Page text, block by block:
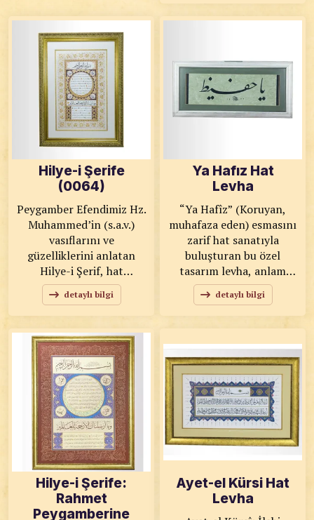
bulunduğu ortama estetik
ve manevi bir atmosfer
katar. KOD: 0062
SANATKÂR: Aydın
KIZILYAR ÖLÇÜLER:
77,5x81,5 ESER
ÖZELLİKLERİ: Orijinal
zeminle buluştuğu bu
gücüyle bulunduğu
ortama güçlü bir karakter
kazandırır. KOD: 0063
SANATKÂR: Ahmet Zeki
Tıpkı Basım
Hilye-i Şerife
(0064)
Peygamber Efendimiz Hz.
Muhammed’in (s.a.v.)
vasıflarını ve
güzelliklerini anlatan
Hilye-i Şerif, hat
sanatının en kıymetli ve
anlam yüklü eserleri
arasında yer alır. Bu özel
çalışma; zarif tezhip
detayları, dengeli
kompozisyonu ve klasik
hat üslubuyla hazırlanmış
olup, geleneksel sanatın
inceliğini yaşam
alanlarınıza taşır. KOD:
0064 SANATKÂR:
Ümmühan ÖLÇÜLER:
72,5x97,5 ESER
ÖZELLİKLERİ: Tıpkı
Basım
detaylı bilgi
Ya Hafız Hat
Levha
“Ya Hafîz” (Koruyan,
muhafaza eden) esmasını
zarif hat sanatıyla
buluşturan bu özel
tasarım levha, anlam
yüklü ve estetik bir
dekoratif üründür.
Dengeli kompozisyonu,
geçişleriyle ön plana
çıkan eser, huzur ve
maneviyatı yaşam
alanlarınıza taşır. KOD:
0070 SANATKÂR: Ahmet
Zeki YAVAŞ ÖLÇÜLER:
26x51 ESER
detaylı bilgi
Hilye-i Şerife:
Rahmet
Peygamberine
Ayet-el Kürsi Hat
Levha